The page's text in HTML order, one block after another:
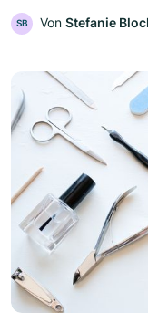
SB Von Stefanie